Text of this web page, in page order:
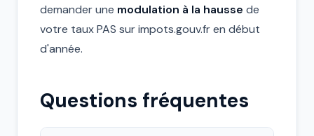
demander une modulation à la hausse de
votre taux PAS sur impots.gouv.fr en début
d'année.
Questions fréquentes